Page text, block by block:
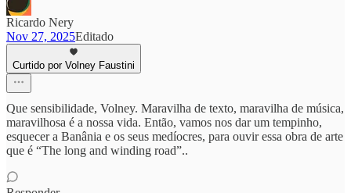
Ricardo Nery
Nov 27, 2025Editado
Curtido por Volney Faustini
Que sensibilidade, Volney. Maravilha de texto, maravilha de música,
maravilhosa é a nossa vida. Então, vamos nos dar um tempinho,
esquecer a Banânia e os seus medíocres, para ouvir essa obra de arte
que é “The long and winding road”..